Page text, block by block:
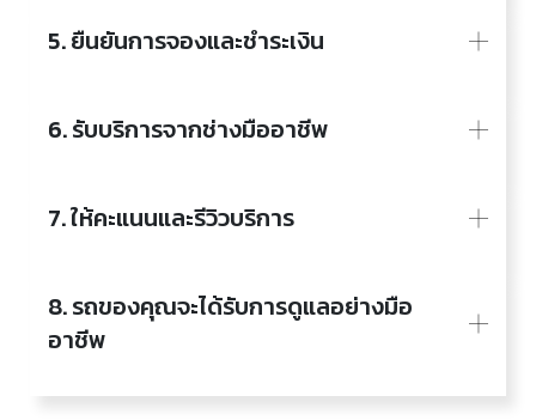
5. ยืนยันการจองและชำระเงิน
6. รับบริการจากช่างมืออาชีพ
7. ให้คะแนนและรีวิวบริการ
8. รถของคุณจะได้รับการดูแลอย่างมือ
อาชีพ